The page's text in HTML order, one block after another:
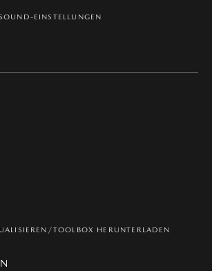
EINSTELLUNGEN
TOOLBOX HERUNTERLADEN